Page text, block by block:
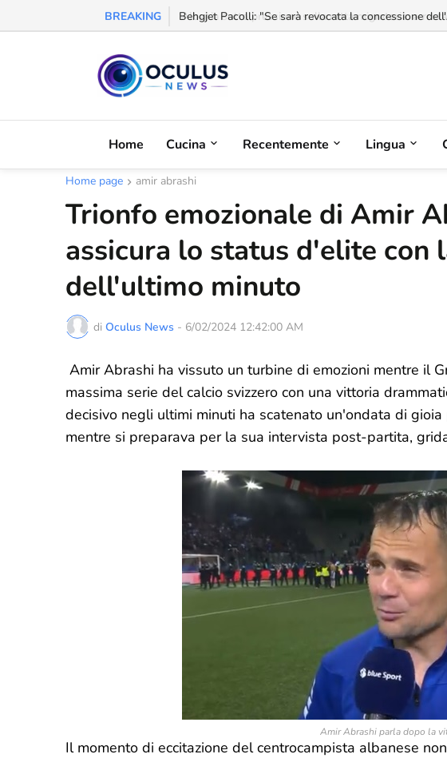
BREAKING Behgjet Pacolli: "Se sarà revocata la concessione
Home Cucina Recentemente Lingua
Home page amir abrashi
Trionfo emozionale di Amir
assicura lo status d'elite
dell'ultimo minuto
di Oculus News - 6/02/2024 12:42:00 AM
Amir Abrashi ha vissuto un turbine di emozioni mentre il
massima serie del calcio svizzero con una vittoria
decisivo negli ultimi minuti ha scatenato un'ondata di
mentre si preparava per la sua intervista post-partita,
Amir Abrashi parla dopo la
Il momento di eccitazione del centrocampista albanese